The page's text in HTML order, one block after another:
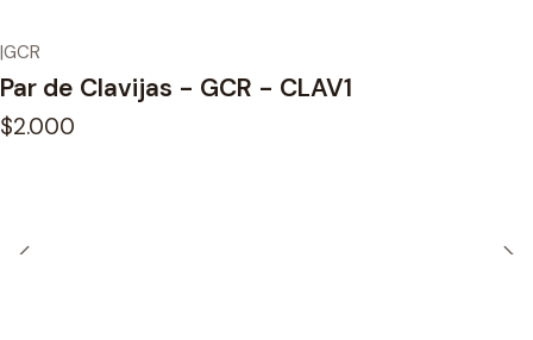
|GCR
Par de Clavijas - GCR - CLAV1
$2.000